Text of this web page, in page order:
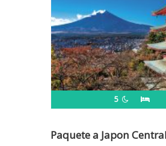
5
Paquete a Japon